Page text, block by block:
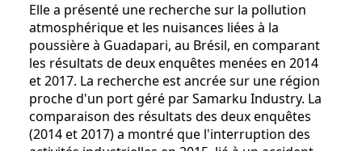
Elle a présenté une recherche sur la pollution
atmosphérique et les nuisances liées à la
poussière à Guadapari, au Brésil, en comparant
les résultats de deux enquêtes menées en 2014
et 2017. La recherche est ancrée sur une région
proche d'un port géré par Samarku Industry. La
comparaison des résultats des deux enquêtes
(2014 et 2017) a montré que l'interruption des